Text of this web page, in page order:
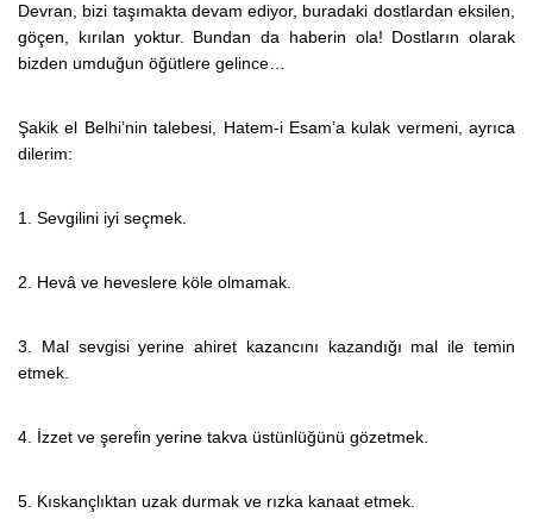
Devran, bizi taşımakta devam ediyor, buradaki dostlardan eksilen,
göçen, kırılan yoktur. Bundan da haberin ola! Dostların olarak
bizden umduğun öğütlere gelince…
Şakik el Belhi’nin talebesi, Hatem-i Esam’a kulak vermeni, ayrıca
dilerim:
1. Sevgilini iyi seçmek.
2. Hevâ ve heveslere köle olmamak.
3. Mal sevgisi yerine ahiret kazancını kazandığı mal ile temin
etmek.
4. İzzet ve şerefin yerine takva üstünlüğünü gözetmek.
5. Kıskançlıktan uzak durmak ve rızka kanaat etmek.